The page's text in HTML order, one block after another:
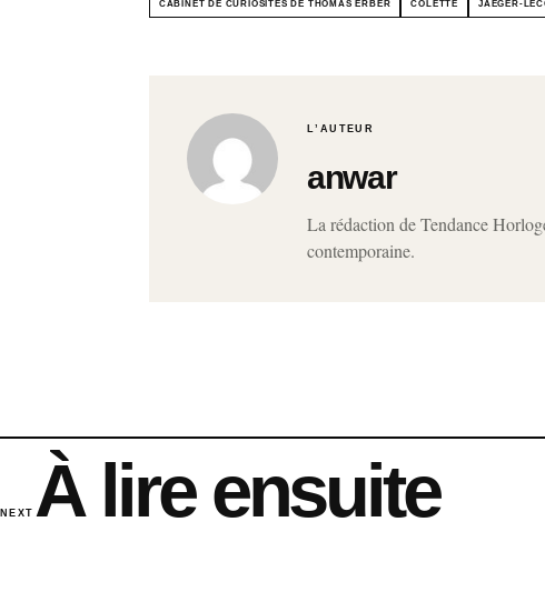
CABINET DE CURIOSITÉS DE THOMAS ERBER COLETTE JAEGER-
L’AUTEUR
anwar
La rédaction de Tendance
contemporaine.
NEXT À lire ensuite